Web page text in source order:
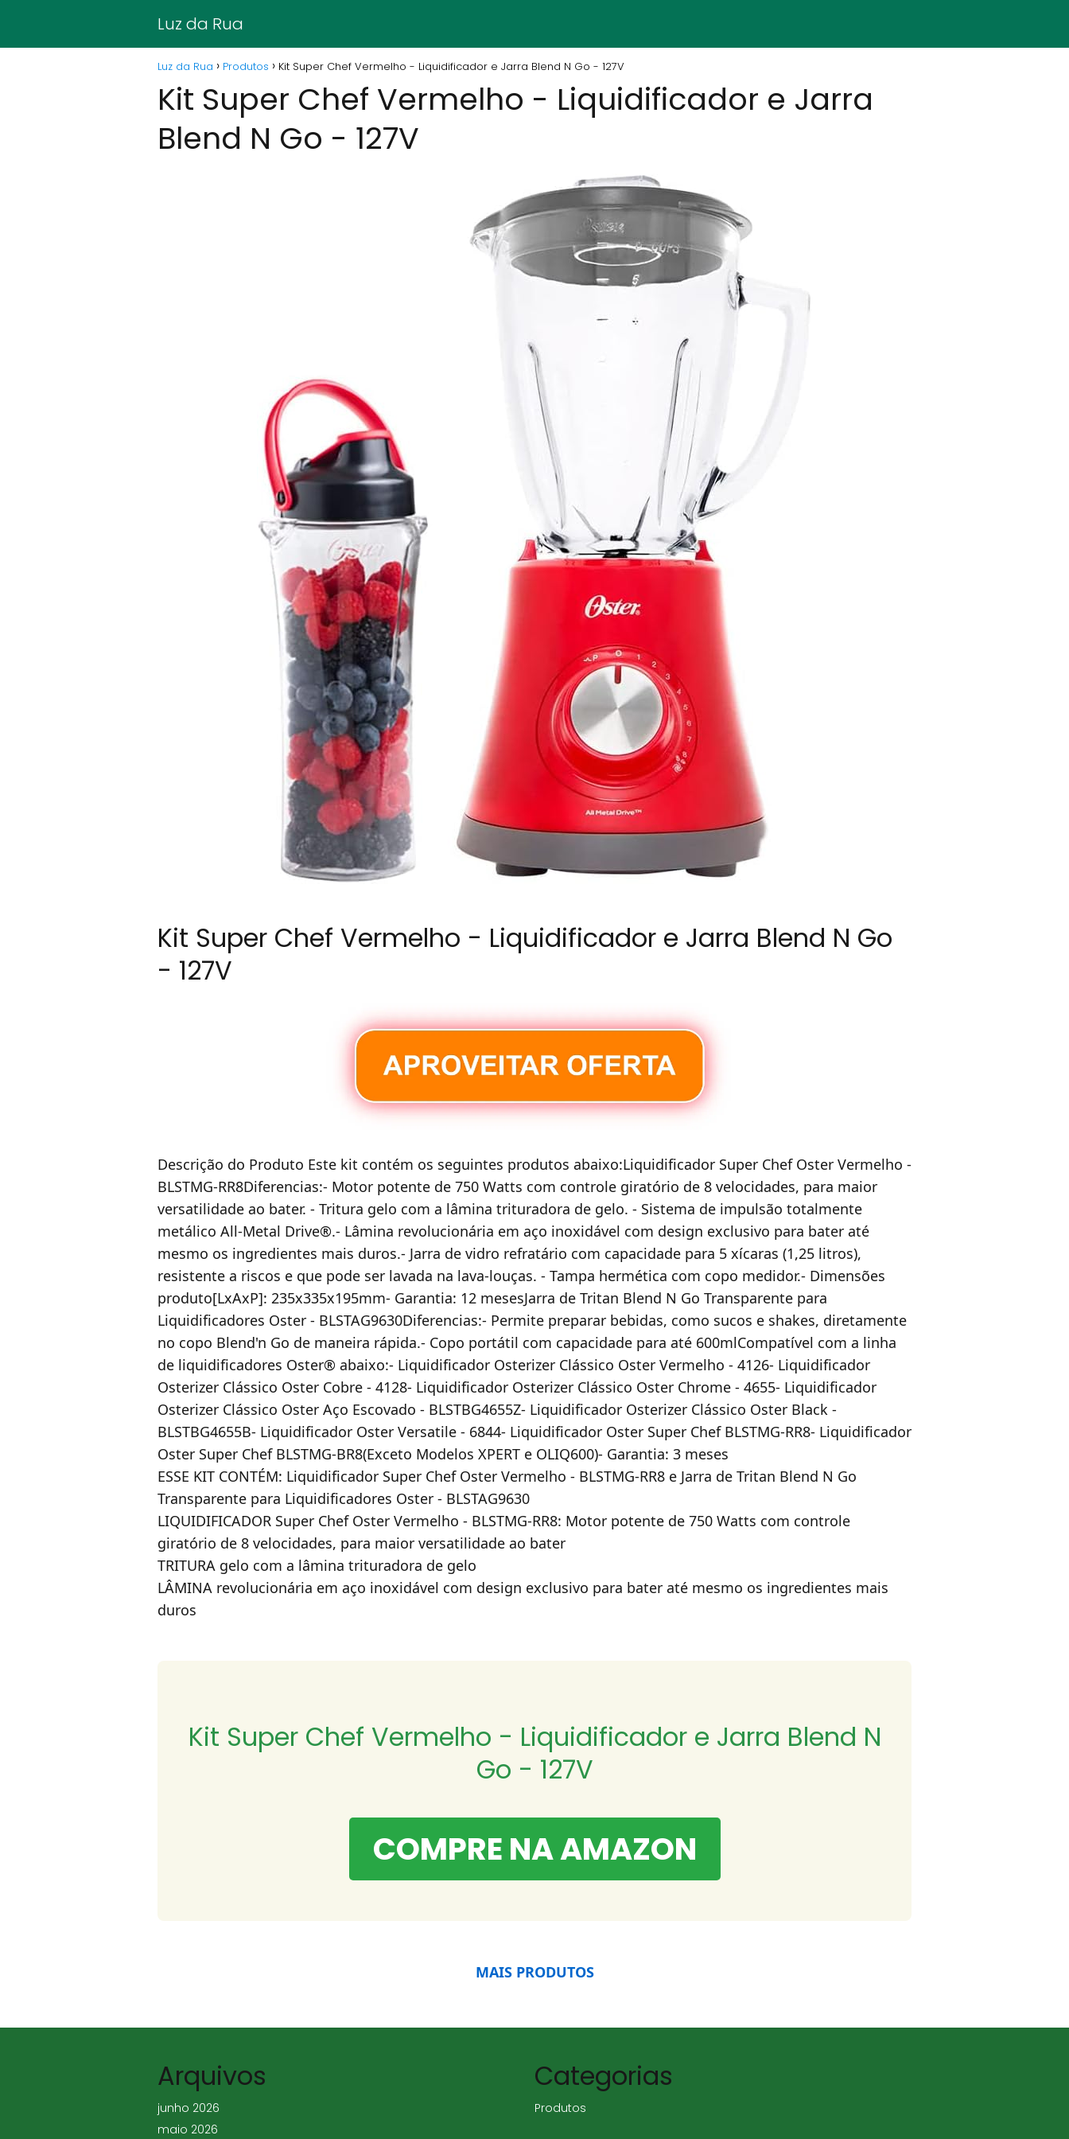
Luz da Rua
Luz da Rua Produtos Kit Super Chef Vermelho - Liquidificador e Jarra Blend N Go - 127V
Kit Super Chef Vermelho - Liquidificador e Jarra
Blend N Go - 127V
Kit Super Chef Vermelho - Liquidificador e Jarra Blend N Go
- 127V
Descrição do Produto Este kit contém os seguintes produtos abaixo:Liquidificador Super Chef Oster Vermelho -
BLSTMG-RR8Diferencias:- Motor potente de 750 Watts com controle giratório de 8 velocidades, para maior
versatilidade ao bater. - Tritura gelo com a lâmina trituradora de gelo. - Sistema de impulsão totalmente
metálico All-Metal Drive®.- Lâmina revolucionária em aço inoxidável com design exclusivo para bater até
mesmo os ingredientes mais duros.- Jarra de vidro refratário com capacidade para 5 xícaras (1,25 litros),
resistente a riscos e que pode ser lavada na lava-louças. - Tampa hermética com copo medidor.- Dimensões
produto[LxAxP]: 235x335x195mm- Garantia: 12 mesesJarra de Tritan Blend N Go Transparente para
Liquidificadores Oster - BLSTAG9630Diferencias:- Permite preparar bebidas, como sucos e shakes, diretamente
no copo Blend'n Go de maneira rápida.- Copo portátil com capacidade para até 600mlCompatível com a linha
de liquidificadores Oster® abaixo:- Liquidificador Osterizer Clássico Oster Vermelho - 4126- Liquidificador
Osterizer Clássico Oster Cobre - 4128- Liquidificador Osterizer Clássico Oster Chrome - 4655- Liquidificador
Osterizer Clássico Oster Aço Escovado - BLSTBG4655Z- Liquidificador Osterizer Clássico Oster Black -
BLSTBG4655B- Liquidificador Oster Versatile - 6844- Liquidificador Oster Super Chef BLSTMG-RR8- Liquidificador
Oster Super Chef BLSTMG-BR8(Exceto Modelos XPERT e OLIQ600)- Garantia: 3 meses
ESSE KIT CONTÉM: Liquidificador Super Chef Oster Vermelho - BLSTMG-RR8 e Jarra de Tritan Blend N Go
Transparente para Liquidificadores Oster - BLSTAG9630
LIQUIDIFICADOR Super Chef Oster Vermelho - BLSTMG-RR8: Motor potente de 750 Watts com controle
giratório de 8 velocidades, para maior versatilidade ao bater
TRITURA gelo com a lâmina trituradora de gelo
LÂMINA revolucionária em aço inoxidável com design exclusivo para bater até mesmo os ingredientes mais
duros
Kit Super Chef Vermelho - Liquidificador e Jarra Blend N
Go - 127V
COMPRE NA AMAZON
MAIS PRODUTOS
Arquivos
junho 2026
maio 2026
Categorias
Produtos